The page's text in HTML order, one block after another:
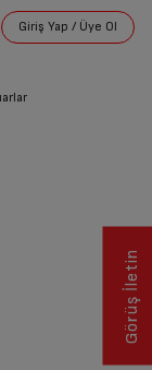
Görüş İletin